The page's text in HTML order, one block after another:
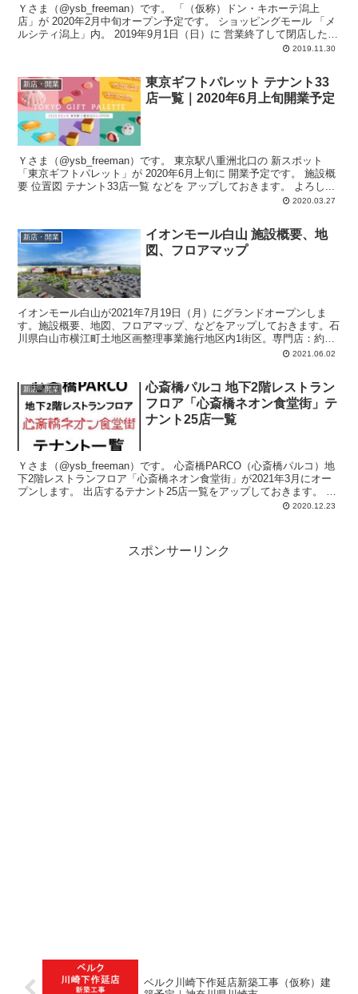
Ｙさま（@ysb_freeman）です。 「（仮称）ドン・キホーテ潟上
店」が 2020年2月中旬オープン予定です。 ショッピングモール 「メ
ルシティ潟上」内。 2019年9月1日（日）に 営業終了して閉店した
2019.11.30
新店・開業
東京ギフトパレット テナント33
店一覧｜2020年6月上旬開業予定
Ｙさま（@ysb_freeman）です。 東京駅八重洲北口の 新スポット
「東京ギフトパレット」が 2020年6月上旬に 開業予定です。 施設概
要 位置図 テナント33店一覧 などを アップしておきます。 よろし...
2020.03.27
新店・開業
イオンモール白山 施設概要、地
図、フロアマップ
イオンモール白山が2021年7月19日（月）にグランドオープンしま
す。施設概要、地図、フロアマップ、などをアップしておきます。石
川県白山市横江町土地区画整理事業施行地区内1街区。専門店：約
200店舗。総賃貸面積：約74,000平方メートル。鉄骨造、地上3階
2021.06.02
新店・開業
心斎橋パルコ 地下2階レストラン
フロア「心斎橋ネオン食堂街」テ
ナント25店一覧
Ｙさま（@ysb_freeman）です。 心斎橋PARCO（心斎橋パルコ）地
下2階レストランフロア「心斎橋ネオン食堂街」が2021年3月にオー
プンします。 出店するテナント25店一覧をアップしておきます。 ■
2020.12.23
スポンサーリンク
ベルク川崎下作延店新築工事（仮称）建